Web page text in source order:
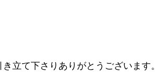
き立て下さりありがとうございます。